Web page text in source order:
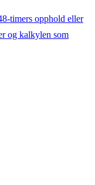
timers opphold eller
og kalkylen som